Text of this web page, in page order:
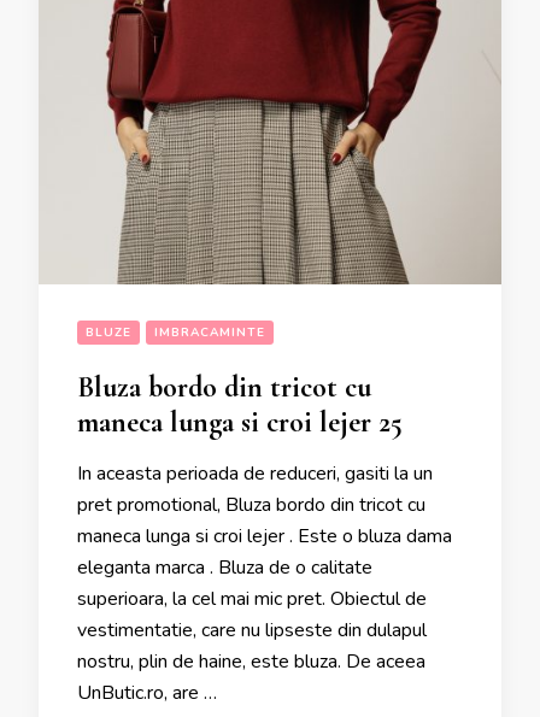
BLUZE IMBRACAMINTE
Bluza bordo din tricot cu
maneca lunga si croi lejer 25
In aceasta perioada de reduceri, gasiti la un
pret promotional, Bluza bordo din tricot cu
maneca lunga si croi lejer . Este o bluza dama
eleganta marca . Bluza de o calitate
superioara, la cel mai mic pret. Obiectul de
vestimentatie, care nu lipseste din dulapul
nostru, plin de haine, este bluza. De aceea
UnButic.ro, are …